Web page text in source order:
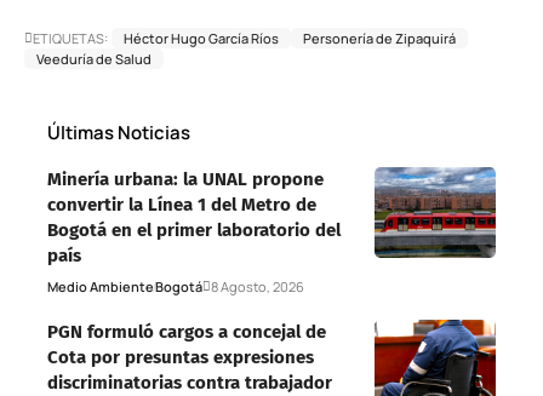
ETIQUETAS: Héctor Hugo García Ríos
Personería de Zipaquirá
Veeduría de Salud
Últimas Noticias
Minería urbana: la UNAL propone
convertir la Línea 1 del Metro de
Bogotá en el primer laboratorio del
país
Medio AmbienteBogotá 8 Agosto, 2026
PGN formuló cargos a concejal de
Cota por presuntas expresiones
discriminatorias contra trabajador